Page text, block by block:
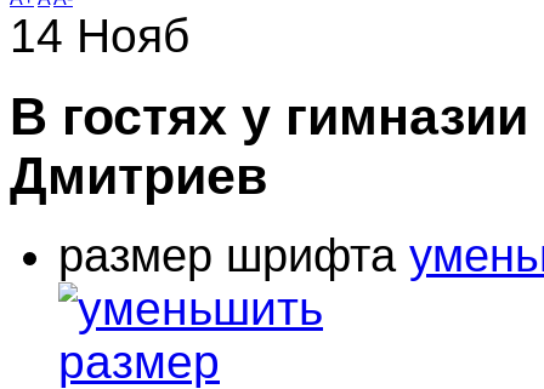
14 Нояб
В гостях у
Дмитриев
размер шрифта